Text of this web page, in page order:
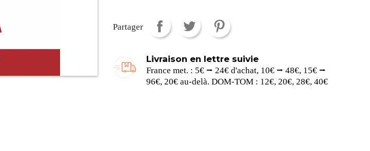
Partager
Livraison en lettre suivie
France met. : 5€ ⭢ 24€ d'achat, 10€ ⭢ 48€, 15€ ⭢
96€, 20€ au-delà. DOM-TOM : 12€, 20€, 28€, 40€